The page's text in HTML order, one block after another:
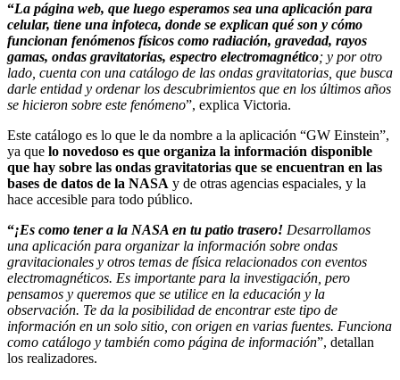
“La página web, que luego esperamos sea una aplicación para
celular, tiene una infoteca, donde se explican qué son y cómo
funcionan fenómenos físicos como radiación, gravedad, rayos
gamas, ondas gravitatorias, espectro electromagnético; y por otro
lado, cuenta con una catálogo de las ondas gravitatorias, que busca
darle entidad y ordenar los descubrimientos que en los últimos años
se hicieron sobre este fenómeno”, explica Victoria.
Este catálogo es lo que le da nombre a la aplicación “GW Einstein”,
ya que lo novedoso es que organiza la información disponible
que hay sobre las ondas gravitatorias que se encuentran en las
bases de datos de la NASA y de otras agencias espaciales, y la
hace accesible para todo público.
“¡Es como tener a la NASA en tu patio trasero! Desarrollamos
una aplicación para organizar la información sobre ondas
gravitacionales y otros temas de física relacionados con eventos
electromagnéticos. Es importante para la investigación, pero
pensamos y queremos que se utilice en la educación y la
observación. Te da la posibilidad de encontrar este tipo de
información en un solo sitio, con origen en varias fuentes. Funciona
como catálogo y también como página de información”, detallan
los realizadores.